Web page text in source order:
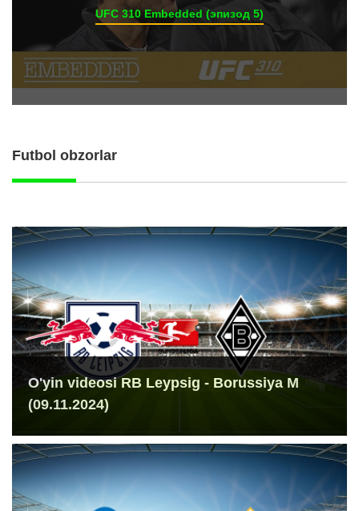
UFC 310 Embedded (эпизод 5)
Futbol obzorlar
O'yin videosi RB Leypsig - Borussiya M
(09.11.2024)